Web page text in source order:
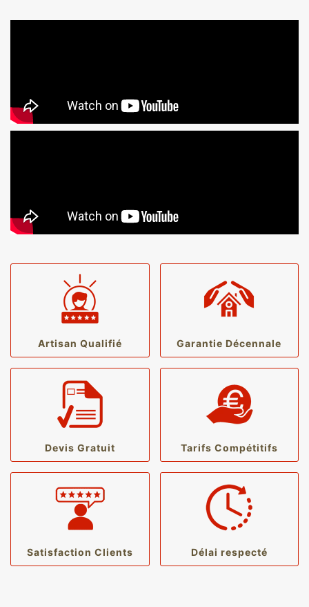
Artisan Qualifié Garantie Décennale
Devis Gratuit Tarifs Compétitifs
Satisfaction Clients Délai respecté